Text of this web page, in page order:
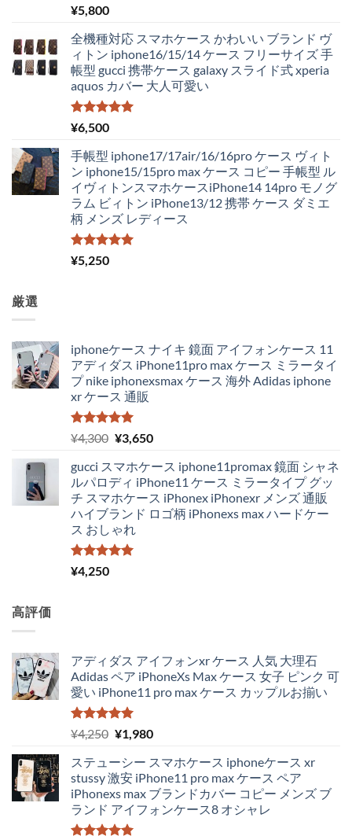
5段階中
5.00
¥5,800
全機種対応 スマホケース かわいい ブランド ヴ
ィトン iphone16/15/14 ケース フリーサイズ 手
帳型 gucci 携帯ケース galaxy スライド式 xperia
aquos カバー 大人可愛い
5段階中
5.00
¥6,500
手帳型 iphone17/17air/16/16pro ケース ヴィト
ン iphone15/15pro max ケース コピー 手帳型 ル
イヴィトンスマホケースiPhone14 14pro モノグ
ラム ビィトン iPhone13/12 携帯 ケース ダミエ
柄 メンズ レディース
5段階中
5.00
¥5,250
厳選
iphoneケース ナイキ 鏡面 アイフォンケース 11
アディダス iPhone11pro max ケース ミラータイ
プ nike iphonexsmax ケース 海外 Adidas iphone
xr ケース 通販
5段階中
5.00
の評価
¥4,300 元
価
格
は
¥4,300
で
し
¥3,650現
の
価
格
は
gucci スマホケース iphone11promax 鏡面 シャネ
ルパロディ iPhone11 ケース ミラータイプ グッ
チ スマホケース iPhonex iPhonexr メンズ 通販
ハイブランド ロゴ柄 iPhonexs max ハードケー
ス おしゃれ
5段階中
5.00
¥4,250
高評価
アディダス アイフォンxr ケース 人気 大理石
Adidas ペア iPhoneXs Max ケース 女子 ピンク 可
愛い iPhone11 pro max ケース カップルお揃い
5段階中
5.00
の評価
¥4,250 元
価
格
は
¥4,250
で
¥1,980現
の
価
格
は
ステューシー スマホケース iphoneケース xr
stussy 激安 iPhone11 pro max ケース ペア
iPhonexs max ブランドカバー コピー メンズ ブ
ランド アイフォンケース8 オシャレ